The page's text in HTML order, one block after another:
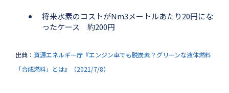
将来水素のコストがNm3メートルあたり20円にな
ったケース 約200円
出典： 資源エネルギー庁『エンジン車でも脱炭素？グリーンな液体燃料
「合成燃料」とは』（2021/7/8）